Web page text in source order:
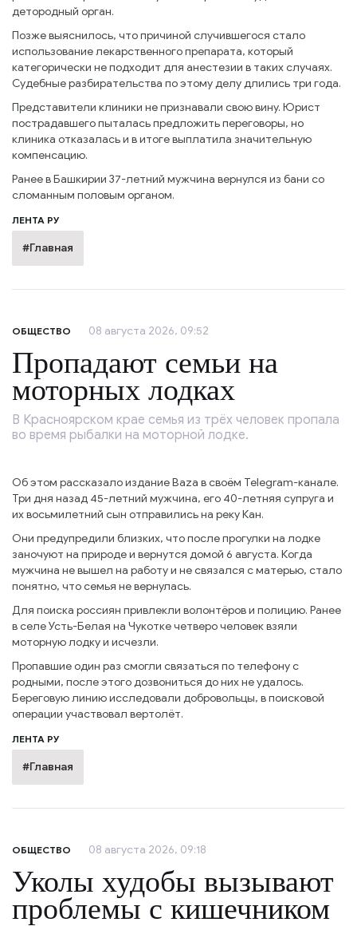
детородный орган.
Позже выяснилось, что причиной случившегося стало
использование лекарственного препарата, который
категорически не подходит для анестезии в таких случаях.
Судебные разбирательства по этому делу длились три года.
Представители клиники не признавали свою вину. Юрист
пострадавшего пыталась предложить переговоры, но
клиника отказалась и в итоге выплатила значительную
компенсацию.
Ранее в Башкирии 37-летний мужчина вернулся из бани со
сломанным половым органом.
ЛЕНТА РУ
#Главная
ОБЩЕСТВО 08 августа 2026, 09:52
Пропадают семьи на
моторных лодках
В Красноярском крае семья из трёх человек пропала
во время рыбалки на моторной лодке.
Об этом рассказало издание Baza в своём Telegram-канале.
Три дня назад 45-летний мужчина, его 40-летняя супруга и
их восьмилетний сын отправились на реку Кан.
Они предупредили близких, что после прогулки на лодке
заночуют на природе и вернутся домой 6 августа. Когда
мужчина не вышел на работу и не связался с матерью, стало
понятно, что семья не вернулась.
Для поиска россиян привлекли волонтёров и полицию. Ранее
в селе Усть-Белая на Чукотке четверо человек взяли
моторную лодку и исчезли.
Пропавшие один раз смогли связаться по телефону с
родными, после этого дозвониться до них не удалось.
Береговую линию исследовали добровольцы, в поисковой
операции участвовал вертолёт.
ЛЕНТА РУ
#Главная
ОБЩЕСТВО 08 августа 2026, 09:18
Уколы худобы вызывают
проблемы с кишечником